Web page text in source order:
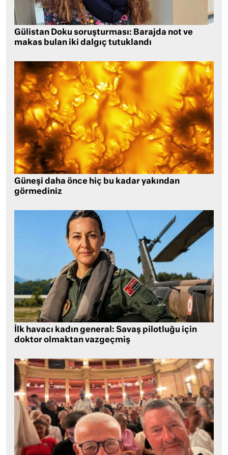
Gülistan Doku soruşturması: Barajda not ve
makas bulan iki dalgıç tutuklandı
Güneşi daha önce hiç bu kadar yakından
görmediniz
İlk havacı kadın general: Savaş pilotluğu için
doktor olmaktan vazgeçmiş